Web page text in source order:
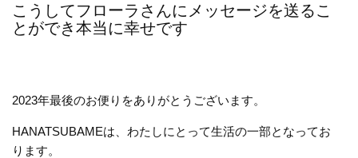
こうしてフローラさんにメッセージを送るこ
とができ本当に幸せです
2023年最後のお便りをありがとうございます。
HANATSUBAMEは、わたしにとって生活の一部となってお
ります。